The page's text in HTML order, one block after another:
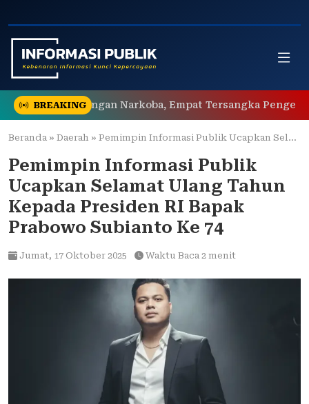
to
content
BREAKING
Tiga Jaringan Narkoba, Empat Tersangka Pengedar
Beranda » Daerah » Pemimpin Informasi Publik Ucapkan Selamat Ulang Tahun Kepada Presiden RI Bapak Prabowo Subianto Ke 74
Pemimpin Informasi Publik
Ucapkan Selamat Ulang Tahun
Kepada Presiden RI Bapak
Prabowo Subianto Ke 74
Jumat, 17 Oktober 2025 Waktu Baca 2 menit